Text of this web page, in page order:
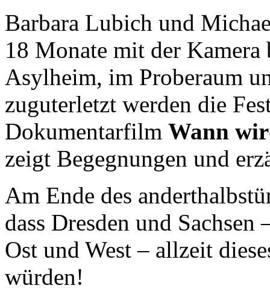
Barbara Lubich und
18 Monate mit der
Asylheim, im Proberaum
zuguterletzt werden die
Dokumentarfilm Wann
zeigt Begegnungen und
Am Ende des
dass Dresden und
Ost und West – allzeit
würden!